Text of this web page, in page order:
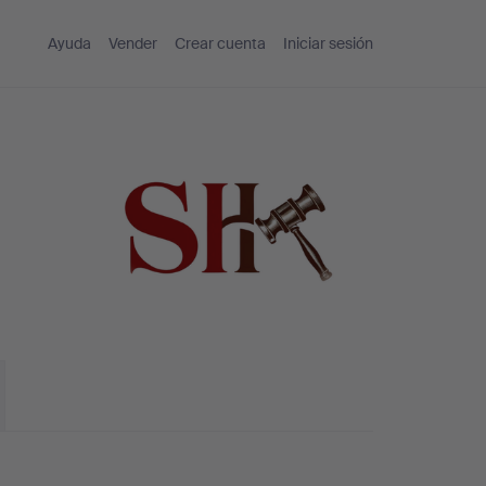
Ayuda Vender Crear cuenta Iniciar sesión